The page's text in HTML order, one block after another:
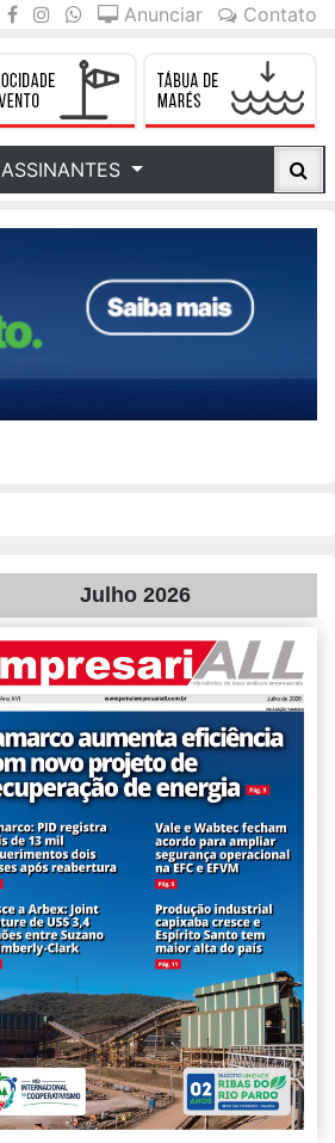
Anunciar Contato
ASSINANTES
Julho 2026